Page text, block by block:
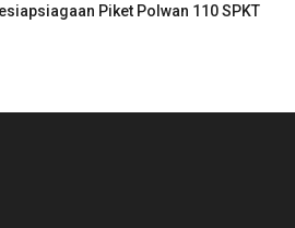
Piket Polwan 110 SPKT